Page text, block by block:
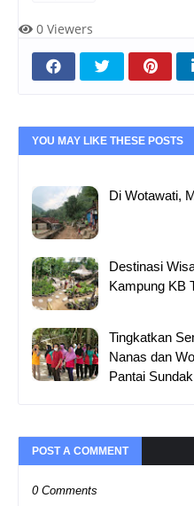
0 Viewers
YOU MAY LIKE THESE POSTS
Di Wotawati,
Destinasi
Kampung KB
Tingkatkan
Nanas dan
Pantai Sundak
POST A COMMENT
0 Comments